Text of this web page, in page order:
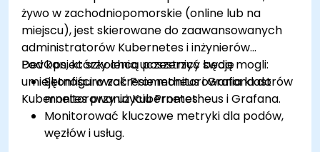
żywo w zachodniopomorskie (online lub na
miejscu), jest skierowane do zaawansowanych
administratorów Kubernetes i inżynierów
DevOps, którzy chcą poszerzyć swoje
umiejętności w zakresie monitorowania klastrów
Kubernetes przy użyciu Prometheus i Grafana.
Pod koniec szkolenia uczestnicy będą mogli:
Skonfigurować Prometheus i Grafana do
monitorowania Kubernetes.
Monitorować kluczowe metryki dla podów,
węzłów i usług.